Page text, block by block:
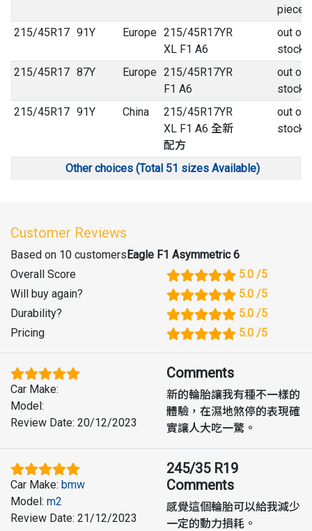
pieces
215/45R17 91Y Europe 215/45R17YR
XL F1 A6
out of
stock
215/45R17 87Y Europe 215/45R17YR
F1 A6
out of
stock
215/45R17 91Y China
215/45R17YR
XL F1 A6 全新
配方
out of
stock
Other choices (Total 51 sizes Available)
Customer Reviews
Based on 10 customersEagle F1 Asymmetric 6
Overall Score
5.0 /5
Will buy again? 5.0 /5
Durability? 5.0 /5
Pricing
5.0 /5
Car Make:
Model:
Review Date: 20/12/2023
Comments
新的輪胎讓我有種不一樣的
體驗，在濕地煞停的表現確
實讓人大吃一驚。
Car Make: bmw
Model: m2
Review Date: 21/12/2023
245/35 R19
Comments
感覺這個輪胎可以給我減少
一定的動力損耗。